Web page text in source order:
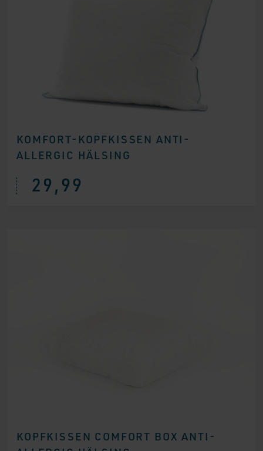
KOMFORT-KOPFKISSEN ANTI-
ALLERGIC HÄLSING
29,99
KOPFKISSEN COMFORT BOX ANTI-